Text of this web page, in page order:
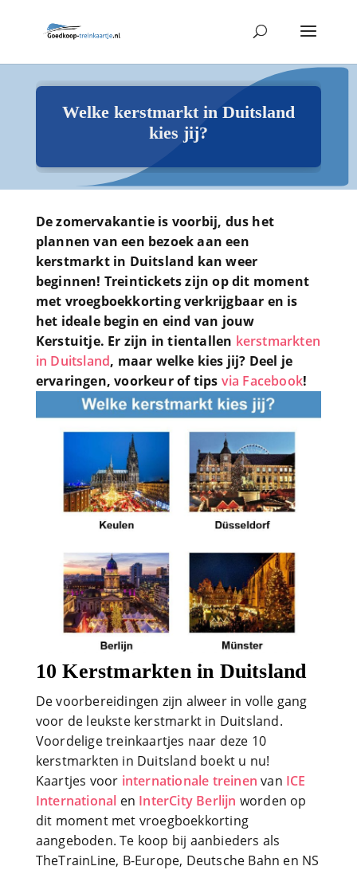
Welke kerstmarkt in Duitsland
kies jij?
De zomervakantie is voorbij, dus het
plannen van een bezoek aan een
kerstmarkt in Duitsland kan weer
beginnen! Treintickets zijn op dit moment
met vroegboekkorting verkrijgbaar en is
het ideale begin en eind van jouw
Kerstuitje. Er zijn in tientallen kerstmarkten
in Duitsland, maar welke kies jij? Deel je
ervaringen, voorkeur of tips via Facebook!
10 Kerstmarkten in Duitsland
De voorbereidingen zijn alweer in volle gang
voor de leukste kerstmarkt in Duitsland.
Voordelige treinkaartjes naar deze 10
kerstmarkten in Duitsland boekt u nu!
Kaartjes voor internationale treinen van ICE
International en InterCity Berlijn worden op
dit moment met vroegboekkorting
aangeboden. Te koop bij aanbieders als
TheTrainLine, B-Europe, Deutsche Bahn en NS